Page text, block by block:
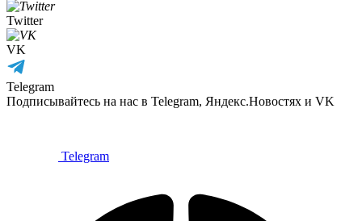
Twitter
VK
Telegram
Подписывайтесь на нас в Telegram, Яндекс.Новостях и VK
Telegram